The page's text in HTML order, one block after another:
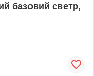
базовий светр,